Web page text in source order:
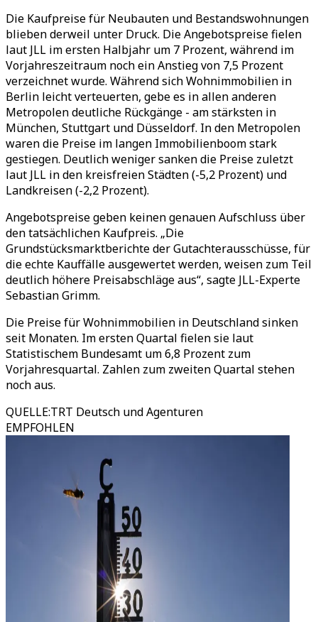
Die Kaufpreise für Neubauten und Bestandswohnungen
blieben derweil unter Druck. Die Angebotspreise fielen
laut JLL im ersten Halbjahr um 7 Prozent, während im
Vorjahreszeitraum noch ein Anstieg von 7,5 Prozent
verzeichnet wurde. Während sich Wohnimmobilien in
Berlin leicht verteuerten, gebe es in allen anderen
Metropolen deutliche Rückgänge - am stärksten in
München, Stuttgart und Düsseldorf. In den Metropolen
waren die Preise im langen Immobilienboom stark
gestiegen. Deutlich weniger sanken die Preise zuletzt
laut JLL in den kreisfreien Städten (-5,2 Prozent) und
Landkreisen (-2,2 Prozent).
Angebotspreise geben keinen genauen Aufschluss über
den tatsächlichen Kaufpreis. „Die
Grundstücksmarktberichte der Gutachterausschüsse, für
die echte Kauffälle ausgewertet werden, weisen zum Teil
deutlich höhere Preisabschläge aus“, sagte JLL-Experte
Sebastian Grimm.
Die Preise für Wohnimmobilien in Deutschland sinken
seit Monaten. Im ersten Quartal fielen sie laut
Statistischem Bundesamt um 6,8 Prozent zum
Vorjahresquartal. Zahlen zum zweiten Quartal stehen
noch aus.
QUELLE:TRT Deutsch und Agenturen
EMPFOHLEN